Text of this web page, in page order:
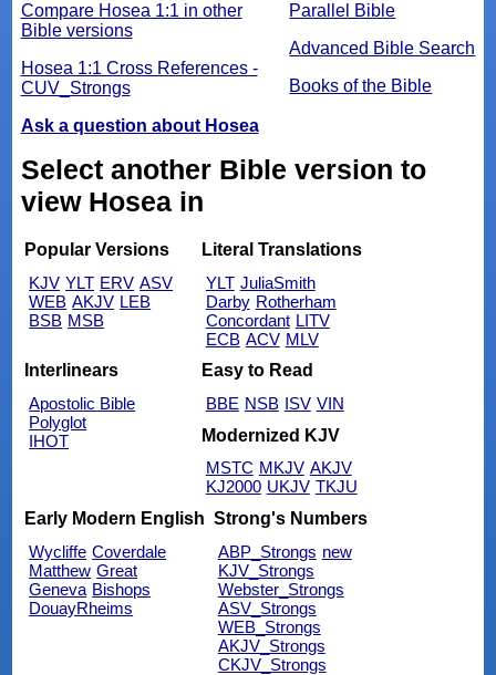
Parallel Bible
Advanced Bible Search
Books of the Bible
Compare Hosea 1:1 in other
Bible versions
Hosea 1:1 Cross References -
CUV_Strongs
Ask a question about Hosea
Select another Bible version to
view Hosea in
Popular Versions
KJV YLT ERV ASV
WEB AKJV LEB
BSB MSB
Literal Translations
YLT JuliaSmith
Darby Rotherham
Concordant LITV
ECB ACV MLV
Interlinears
Apostolic Bible
Polyglot
IHOT
Easy to Read
BBE NSB ISV VIN
Modernized KJV
MSTC MKJV AKJV
KJ2000 UKJV TKJU
Early Modern English
Wycliffe Coverdale
Matthew Great
Geneva Bishops
DouayRheims
Strong's Numbers
ABP_Strongs new
KJV_Strongs
Webster_Strongs
ASV_Strongs
WEB_Strongs
AKJV_Strongs
CKJV_Strongs